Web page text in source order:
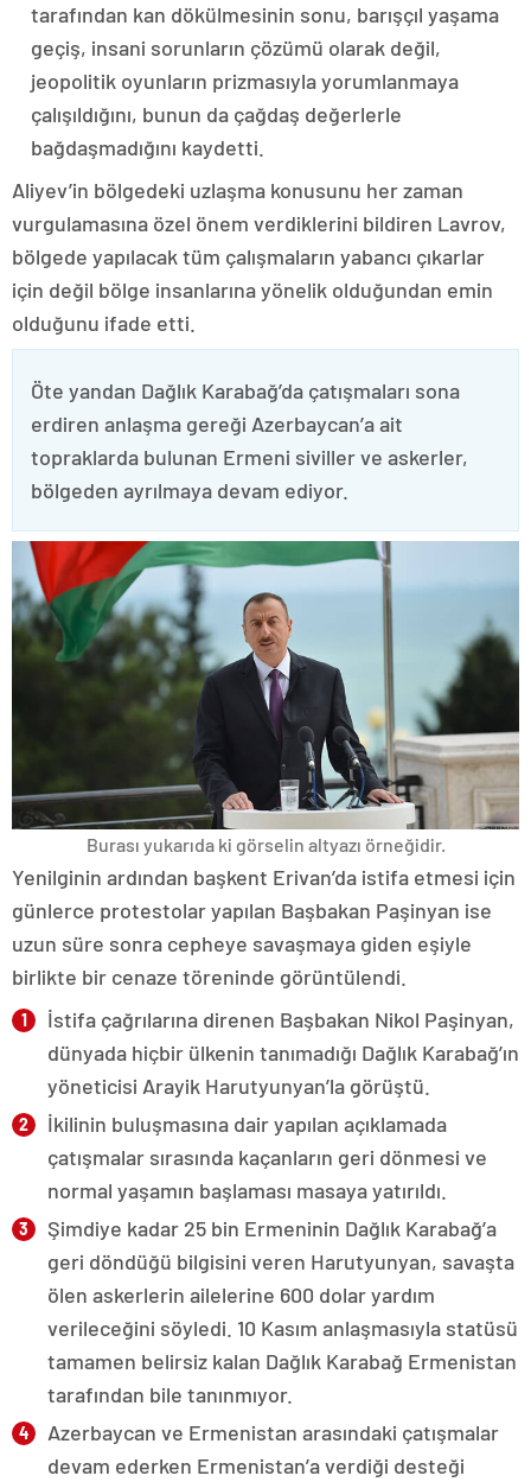
tarafından kan dökülmesinin sonu, barışçıl yaşama
geçiş, insani sorunların çözümü olarak değil,
jeopolitik oyunların prizmasıyla yorumlanmaya
çalışıldığını, bunun da çağdaş değerlerle
bağdaşmadığını kaydetti.
Aliyev’in bölgedeki uzlaşma konusunu her zaman
vurgulamasına özel önem verdiklerini bildiren Lavrov,
bölgede yapılacak tüm çalışmaların yabancı çıkarlar
için değil bölge insanlarına yönelik olduğundan emin
olduğunu ifade etti.
Öte yandan Dağlık Karabağ’da çatışmaları sona
erdiren anlaşma gereği Azerbaycan’a ait
topraklarda bulunan Ermeni siviller ve askerler,
bölgeden ayrılmaya devam ediyor.
Burası yukarıda ki görselin altyazı örneğidir.
Yenilginin ardından başkent Erivan’da istifa etmesi için
günlerce protestolar yapılan Başbakan Paşinyan ise
uzun süre sonra cepheye savaşmaya giden eşiyle
birlikte bir cenaze töreninde görüntülendi.
İstifa çağrılarına direnen Başbakan Nikol Paşinyan,
dünyada hiçbir ülkenin tanımadığı Dağlık Karabağ’ın
yöneticisi Arayik Harutyunyan’la görüştü.
İkilinin buluşmasına dair yapılan açıklamada
çatışmalar sırasında kaçanların geri dönmesi ve
normal yaşamın başlaması masaya yatırıldı.
Şimdiye kadar 25 bin Ermeninin Dağlık Karabağ’a
geri döndüğü bilgisini veren Harutyunyan, savaşta
ölen askerlerin ailelerine 600 dolar yardım
verileceğini söyledi. 10 Kasım anlaşmasıyla statüsü
tamamen belirsiz kalan Dağlık Karabağ Ermenistan
tarafından bile tanınmıyor.
Azerbaycan ve Ermenistan arasındaki çatışmalar
devam ederken Ermenistan’a verdiği desteği